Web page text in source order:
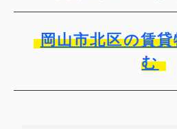
岡山市北区の賃
む